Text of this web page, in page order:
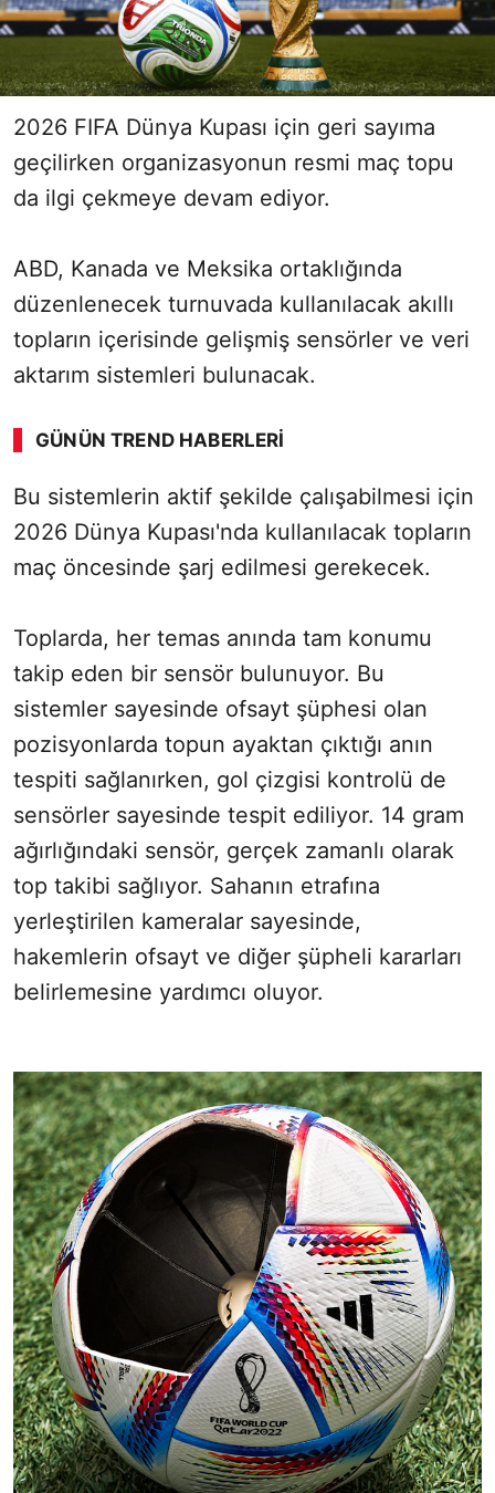
2026 FIFA Dünya Kupası için geri sayıma
geçilirken organizasyonun resmi maç topu
da ilgi çekmeye devam ediyor.
ABD, Kanada ve Meksika ortaklığında
düzenlenecek turnuvada kullanılacak akıllı
topların içerisinde gelişmiş sensörler ve veri
aktarım sistemleri bulunacak.
GÜNÜN TREND HABERLERI
SÖZCÜ SON DAKİKA
Bu sistemlerin aktif şekilde çalışabilmesi için
2026 Dünya Kupası'nda kullanılacak topların
maç öncesinde şarj edilmesi gerekecek.
Toplarda, her temas anında tam konumu
takip eden bir sensör bulunuyor. Bu
sistemler sayesinde ofsayt şüphesi olan
pozisyonlarda topun ayaktan çıktığı anın
tespiti sağlanırken, gol çizgisi kontrolü de
sensörler sayesinde tespit ediliyor. 14 gram
ağırlığındaki sensör, gerçek zamanlı olarak
top takibi sağlıyor. Sahanın etrafına
yerleştirilen kameralar sayesinde,
hakemlerin ofsayt ve diğer şüpheli kararları
belirlemesine yardımcı oluyor.